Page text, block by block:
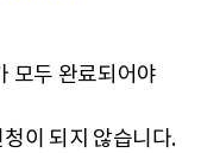
모두 완료되어야
이 되지 않습니다.